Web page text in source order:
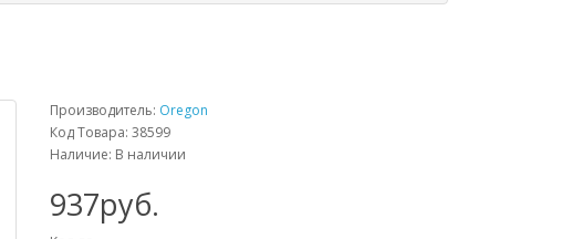
Производитель: Oregon
Код Товара: 38599
Наличие: В наличии
937руб.